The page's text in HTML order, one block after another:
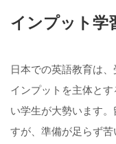
インプット学
日本での英語教育は
インプットを主体と
い学生が大勢います
すが、準備が足らず